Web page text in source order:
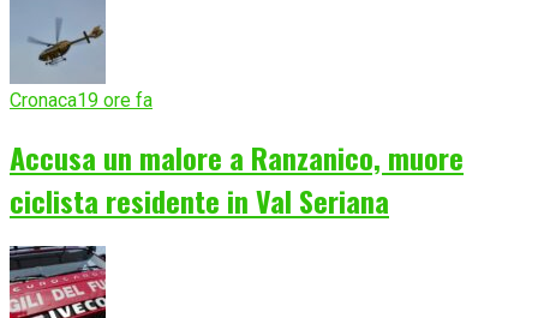
Cronaca19 ore fa
Accusa un malore a Ranzanico, muore
ciclista residente in Val Seriana